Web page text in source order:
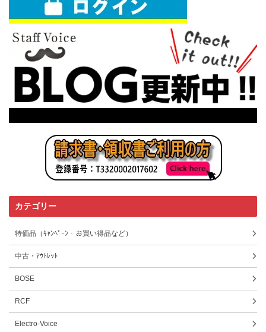
カテゴリー
特価品（ｷｬﾝﾍﾟｰﾝ・お買い得品など）
中古・ｱｳﾄﾚｯﾄ
BOSE
RCF
Electro-Voice